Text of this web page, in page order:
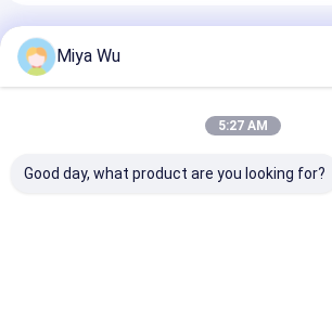
Empfohlene Produkte
Miya Wu
5:27 AM
Good day, what product are you looking for?